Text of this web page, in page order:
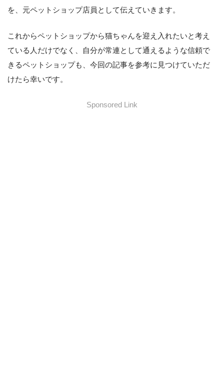
を、元ペットショップ店員として伝えていきます。
これからペットショップから猫ちゃんを迎え入れたいと考え
ている人だけでなく、自分が常連として通えるような信頼で
きるペットショップも、今回の記事を参考に見つけていただ
けたら幸いです。
Sponsored Link